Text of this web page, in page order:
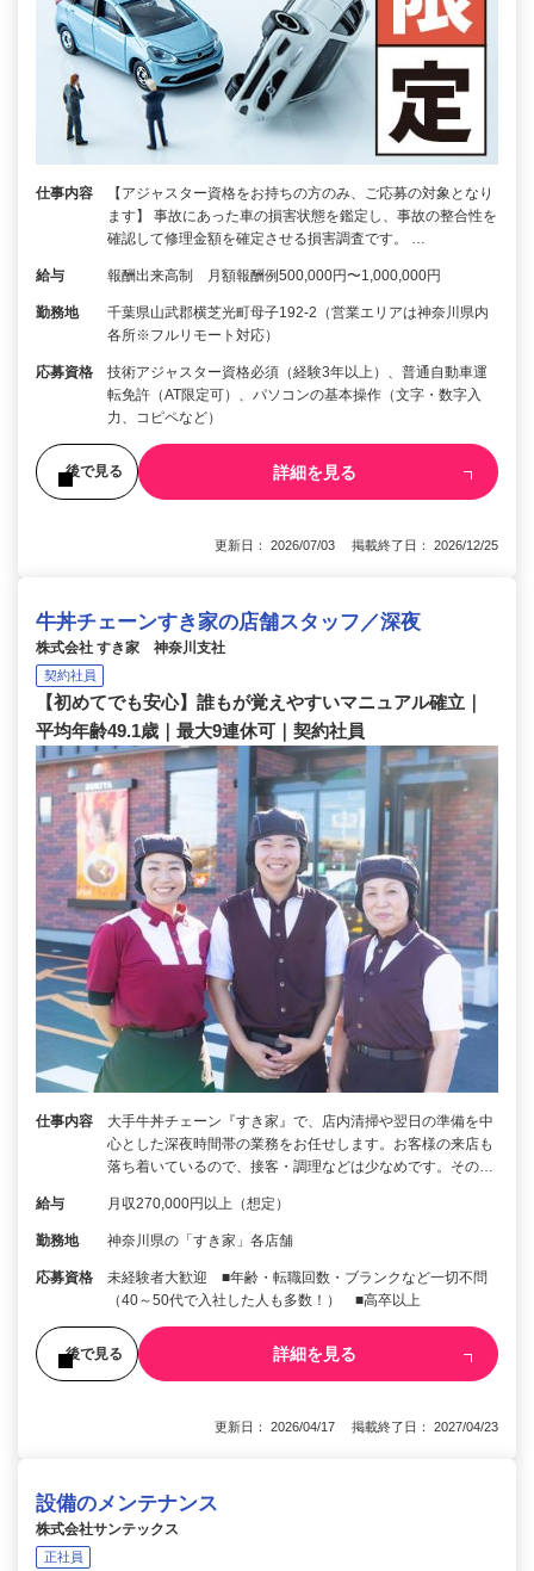
仕事内容
【アジャスター資格をお持ちの方のみ、ご応募の対象となり
ます】 事故にあった車の損害状態を鑑定し、事故の整合性を
確認して修理金額を確定させる損害調査です。 …
給与 報酬出来高制 月額報酬例500,000円〜1,000,000円
勤務地
千葉県山武郡横芝光町母子192-2（営業エリアは神奈川県内
各所※フルリモート対応）
応募資格
技術アジャスター資格必須（経験3年以上）、普通自動車運
転免許（AT限定可）、パソコンの基本操作（文字・数字入
力、コピペなど）
後で見る 詳細を見る
更新日： 2026/07/03 掲載終了日： 2026/12/25
牛丼チェーンすき家の店舗スタッフ／深夜
株式会社 すき家 神奈川支社
契約社員
【初めてでも安心】誰もが覚えやすいマニュアル確立｜
平均年齢49.1歳｜最大9連休可｜契約社員
仕事内容
大手牛丼チェーン『すき家』で、店内清掃や翌日の準備を中
心とした深夜時間帯の業務をお任せします。お客様の来店も
落ち着いているので、接客・調理などは少なめです。その…
給与 月収270,000円以上（想定）
勤務地 神奈川県の「すき家」各店舗
応募資格
未経験者大歓迎 ■年齢・転職回数・ブランクなど一切不問
（40～50代で入社した人も多数！） ■高卒以上
後で見る 詳細を見る
更新日： 2026/04/17 掲載終了日： 2027/04/23
設備のメンテナンス
株式会社サンテックス
正社員